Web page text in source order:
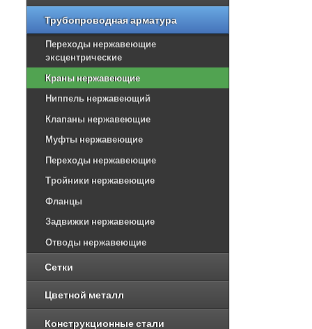
Трубопроводная арматура
Переходы нержавеющие
эксцентрические
Краны нержавеющие
Ниппель нержавеющий
Клапаны нержавеющие
Муфты нержавеющие
Переходы нержавеющие
Тройники нержавеющие
Фланцы
Задвижки нержавеющие
Отводы нержавеющие
Сетки
Цветной металл
Конструкционные стали